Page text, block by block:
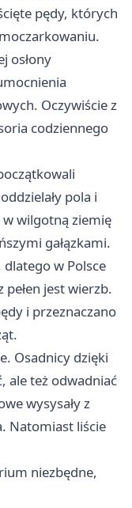
pędy, których
osłony
Oczywiście z
codziennego
pola i
wilgotną ziemię
gałązkami.
dlatego w Polsce
pełen jest wierzb.
i przeznaczano
Osadnicy dzięki
ale też odwadniać
wysysały z
Natomiast liście
niezbędne,